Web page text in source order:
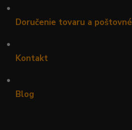
•
Doručenie tovaru a poštovné
•
Kontakt
•
Blog